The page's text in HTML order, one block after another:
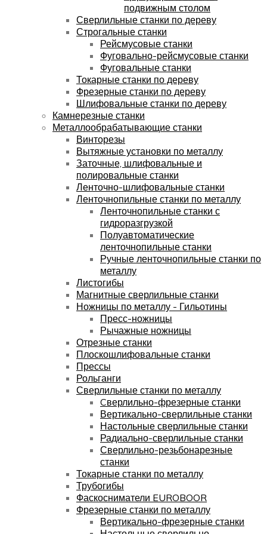
подвижным столом
Сверлильные станки по дереву
Строгальные станки
Рейсмусовые станки
Фуговально-рейсмусовые станки
Фуговальные станки
Токарные станки по дереву
Фрезерные станки по дереву
Шлифовальные станки по дереву
Камнерезные станки
Металлообрабатывающие станки
Винторезы
Вытяжные установки по металлу
Заточные, шлифовальные и
полировальные станки
Ленточно-шлифовальные станки
Ленточнопильные станки по металлу
Ленточнопильные станки с
гидроразгрузкой
Полуавтоматические
ленточнопильные станки
Ручные ленточнопильные станки по
металлу
Листогибы
Магнитные сверлильные станки
Ножницы по металлу - Гильотины
Пресс-ножницы
Рычажные ножницы
Отрезные станки
Плоскошлифовальные станки
Прессы
Рольганги
Сверлильные станки по металлу
Cверлильно-фрезерные станки
Вертикально-сверлильные станки
Настольные сверлильные станки
Радиально-сверлильные станки
Сверлильно-резьбонарезные
станки
Токарные станки по металлу
Трубогибы
Фаскосниматели EUROBOOR
Фрезерные станки по металлу
Вертикально-фрезерные станки